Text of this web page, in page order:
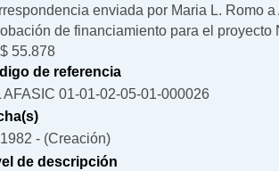
enviada por Maria L. Romo
de financiamiento para el proyecto
55.878
de referencia
AFASIC 01-01-02-05-01-000026
1982 - (Creación)
de descripción